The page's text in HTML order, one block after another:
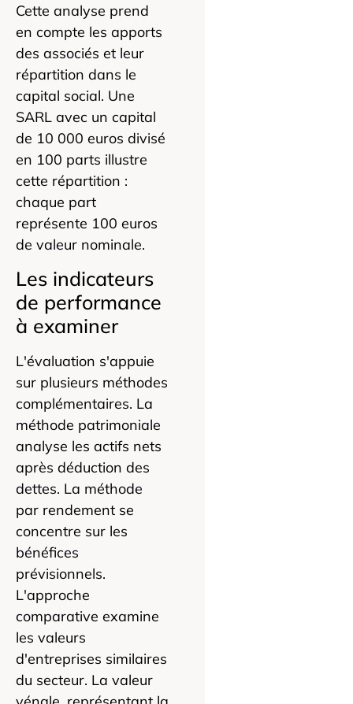
Cette analyse prend
en compte les apports
des associés et leur
répartition dans le
capital social. Une
SARL avec un capital
de 10 000 euros divisé
en 100 parts illustre
cette répartition :
chaque part
représente 100 euros
de valeur nominale.
Les indicateurs
de performance
à examiner
L'évaluation s'appuie
sur plusieurs méthodes
complémentaires. La
méthode patrimoniale
analyse les actifs nets
après déduction des
dettes. La méthode
par rendement se
concentre sur les
bénéfices
prévisionnels.
L'approche
comparative examine
les valeurs
d'entreprises similaires
du secteur. La valeur